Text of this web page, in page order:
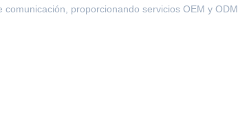
proporcionando servicios OEM y ODM